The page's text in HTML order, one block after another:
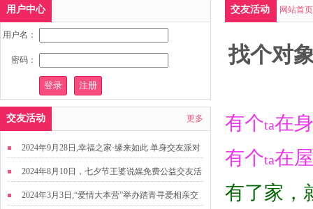
交友活动 网站首页
找个对
有个ta在
有个ta在
有了家，
用户中心
用户名：
密码：
交友活动 更多
2024年9月28日,幸福之家·缘来如此 单身交友派对
2024年8月10日，七夕节王婆说媒免费公益交友活
动
2024年3月3日,“爱情大本营”举办踏青寻爱相亲交